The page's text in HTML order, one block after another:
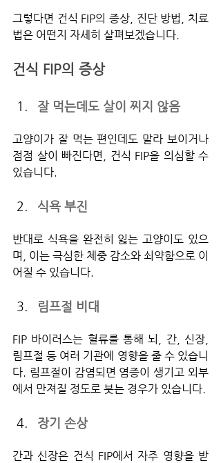
그렇다면 건식 FIP의 증상, 진단 방법, 치료
법은 어떤지 자세히 살펴보겠습니다.
건식 FIP의 증상
잘 먹는데도 살이 찌지 않음
고양이가 잘 먹는 편인데도 말라 보이거나
점점 살이 빠진다면, 건식 FIP을 의심할 수
있습니다.
식욕 부진
반대로 식욕을 완전히 잃는 고양이도 있으
며, 이는 극심한 체중 감소와 쇠약함으로 이
어질 수 있습니다.
림프절 비대
FIP 바이러스는 혈류를 통해 뇌, 간, 신장,
림프절 등 여러 기관에 영향을 줄 수 있습니
다. 림프절이 감염되면 염증이 생기고 외부
에서 만져질 정도로 붓는 경우가 있습니다.
장기 손상
간과 신장은 건식 FIP에서 자주 영향을 받